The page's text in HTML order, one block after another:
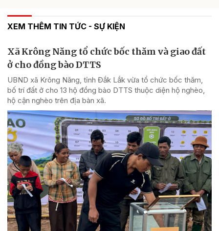
XEM THÊM TIN TỨC - SỰ KIỆN
Xã Krông Năng tổ chức bốc thăm và giao đất
ở cho đồng bào DTTS
UBND xã Krông Năng, tỉnh Đắk Lắk vừa tổ chức bốc thăm,
bố trí đất ở cho 13 hộ đồng bào DTTS thuộc diện hộ nghèo,
hộ cận nghèo trên địa bàn xã.